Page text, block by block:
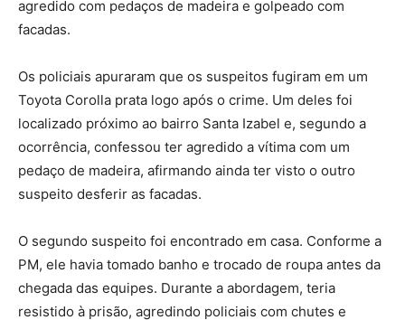
agredido com pedaços de madeira e golpeado com
facadas.
Os policiais apuraram que os suspeitos fugiram em um
Toyota Corolla prata logo após o crime. Um deles foi
localizado próximo ao bairro Santa Izabel e, segundo a
ocorrência, confessou ter agredido a vítima com um
pedaço de madeira, afirmando ainda ter visto o outro
suspeito desferir as facadas.
O segundo suspeito foi encontrado em casa. Conforme a
PM, ele havia tomado banho e trocado de roupa antes da
chegada das equipes. Durante a abordagem, teria
resistido à prisão, agredindo policiais com chutes e